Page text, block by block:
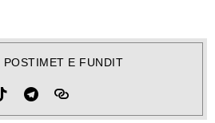
POSTIMET E FUNDIT